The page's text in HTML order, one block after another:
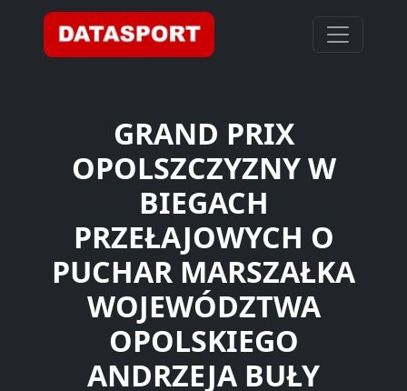
GRAND PRIX
OPOLSZCZYZNY W
BIEGACH
PRZEŁAJOWYCH O
PUCHAR MARSZAŁKA
WOJEWÓDZTWA
OPOLSKIEGO
ANDRZEJA BUŁY